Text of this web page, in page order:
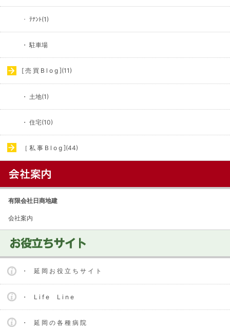
・ ﾃﾅﾝﾄ(1)
・ 駐車場
[ 売 買 B l o g ](11)
・ 土地(1)
・ 住宅(10)
［ 私 事 B l o g ](44)
有限会社日商地建
会社案内
・ 延 岡 お 役 立 ち サ イ ト
・ L i f e L i n e
・ 延 岡 の 各 種 病 院